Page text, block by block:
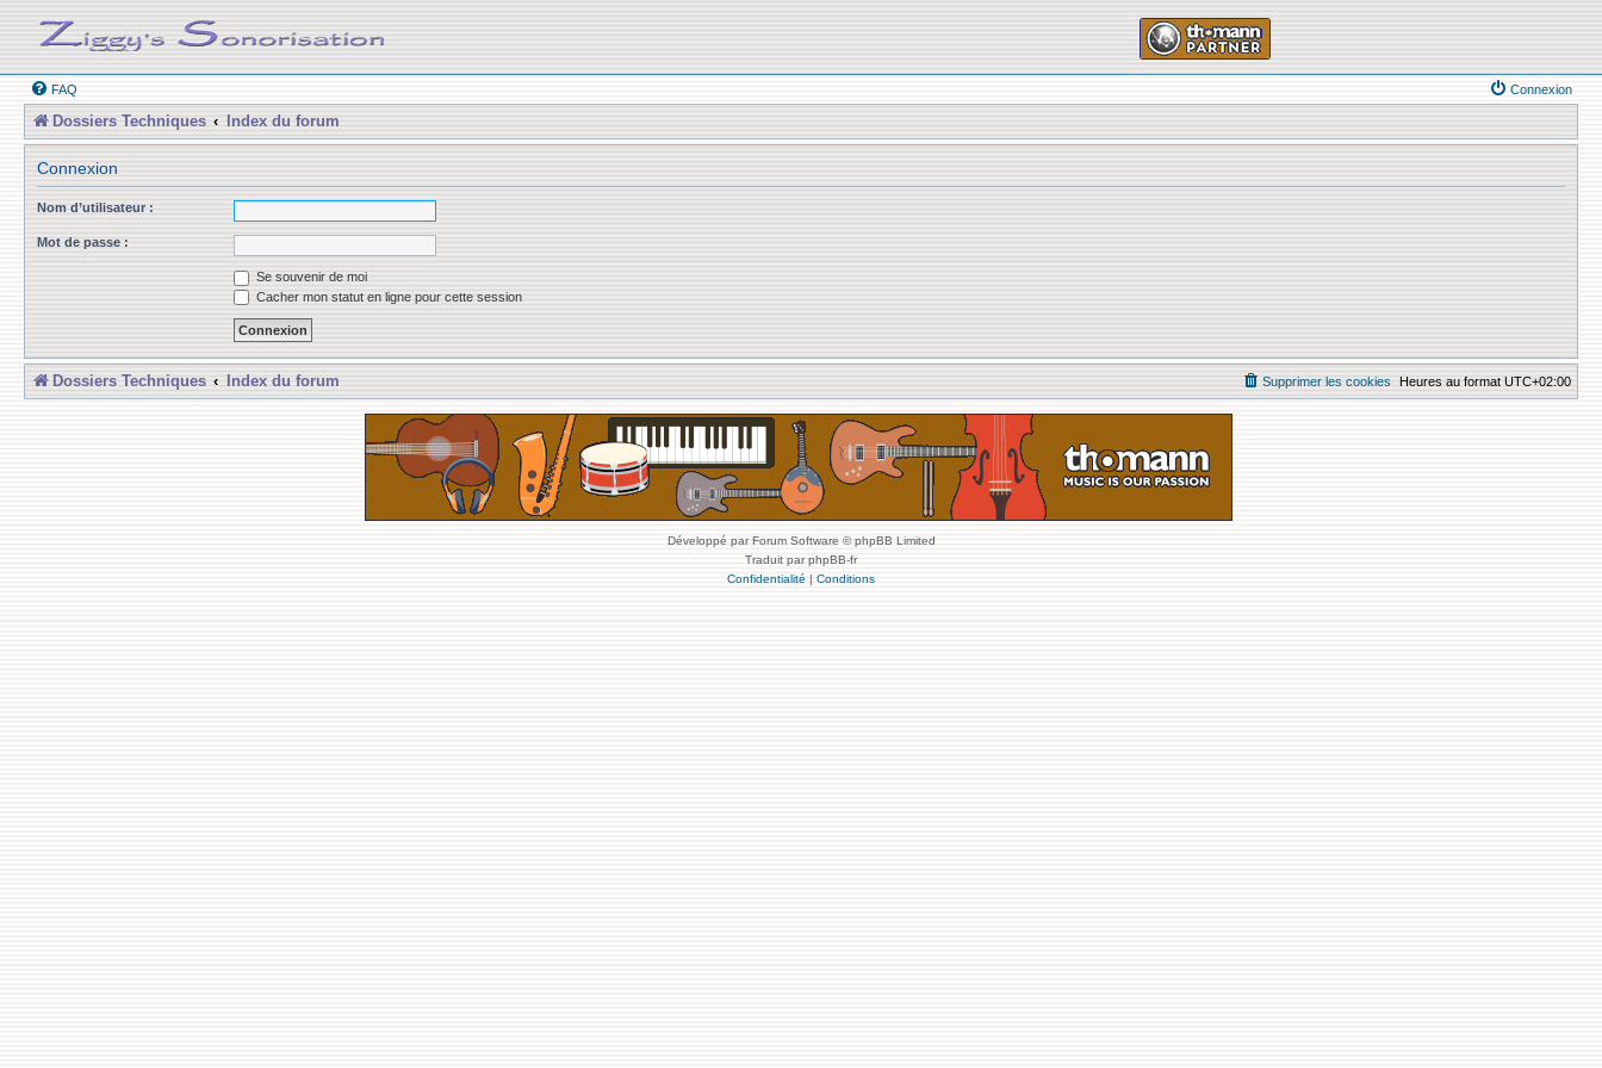
FAQ Connexion
Dossiers Techniques Index du forum
Connexion
Nom d’utilisateur :
Mot de passe :
Se souvenir de moi
Cacher mon statut en ligne pour cette session
Dossiers Techniques Index du forum Heures au format UTC+02:00
Supprimer les cookies
Développé par Forum Software © phpBB Limited
Traduit par phpBB-fr
Confidentialité | Conditions